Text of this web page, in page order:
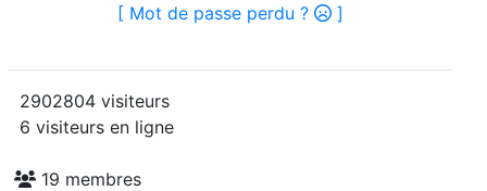
[ Mot de passe perdu ? ]
2902804 visiteurs
6 visiteurs en ligne
19 membres